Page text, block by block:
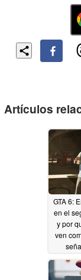
Artículos
GTA 6:
en el
y por
ven